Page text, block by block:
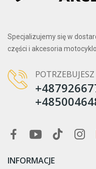
Specjalizujemy się w
części i akcesoria
INFORMACJE